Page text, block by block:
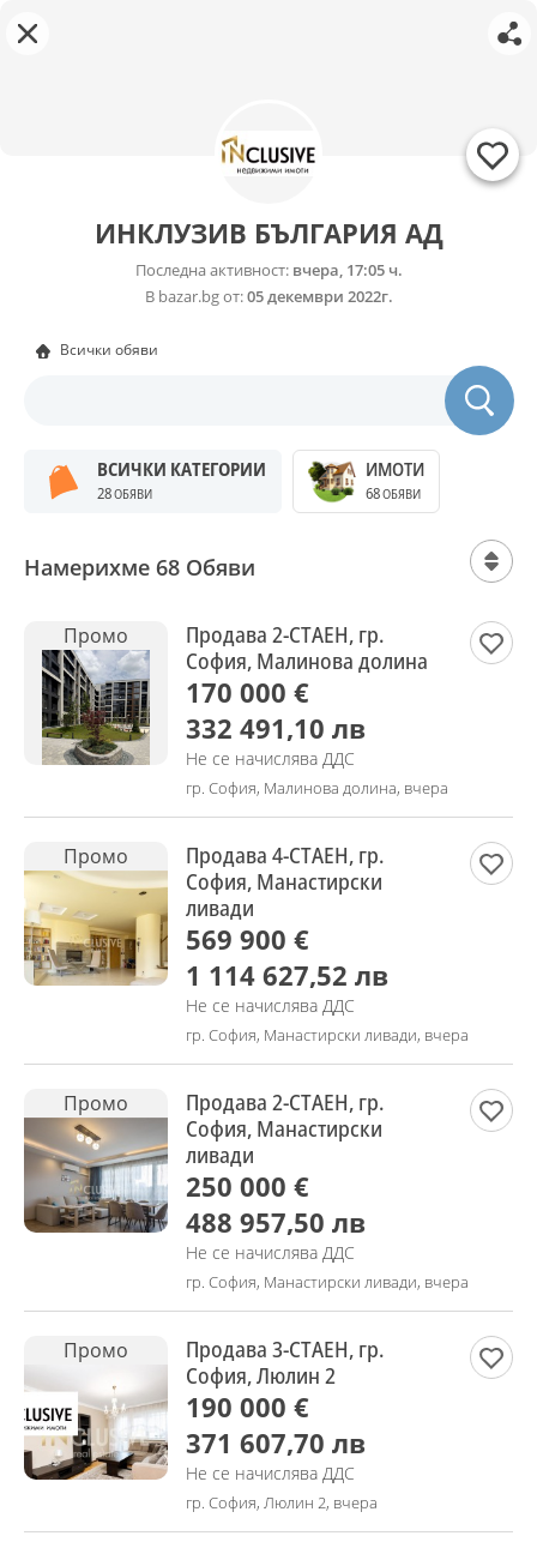
ИНКЛУЗИВ БЪЛГАРИЯ АД
Последна активност:вчера, 17:05 ч.
В bazar.bg от:05 декември 2022г.
Всички обяви
ВСИЧКИ КАТЕГОРИИ
28ОБЯВИ
ИМОТИ
68ОБЯВИ
Намерихме 68 Обяви
Промо
Продава 2-СТАЕН, гр.
София, Малинова долина
170 000 €
332 491,10 лв
Не се начислява ДДС
гр. София, Малинова долина, вчера
Промо
Продава 4-СТАЕН, гр.
София, Манастирски
ливади
569 900 €
1 114 627,52 лв
Не се начислява ДДС
гр. София, Манастирски ливади, вчера
Промо
Продава 2-СТАЕН, гр.
София, Манастирски
ливади
250 000 €
488 957,50 лв
Не се начислява ДДС
гр. София, Манастирски ливади, вчера
Промо
Продава 3-СТАЕН, гр.
София, Люлин 2
190 000 €
371 607,70 лв
Не се начислява ДДС
гр. София, Люлин 2, вчера